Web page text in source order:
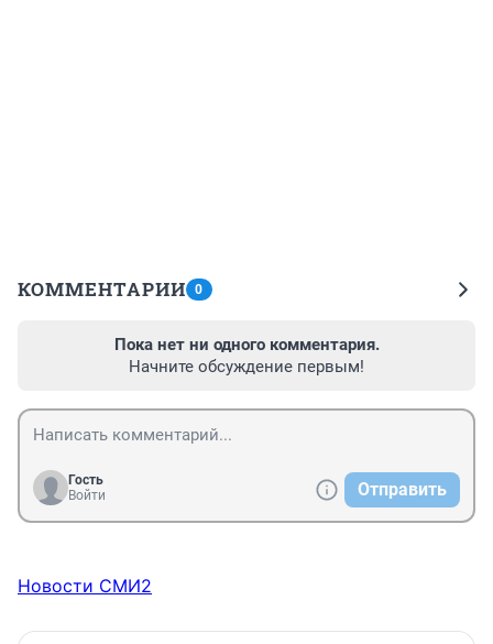
КОММЕНТАРИИ 0
Пока нет ни одного комментария.
Начните обсуждение первым!
Гость
Войти
Отправить
Новости СМИ2